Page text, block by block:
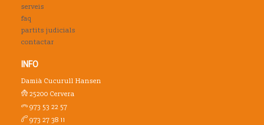
serveis
faq
partits judicials
contactar
INFO
Damià Cucurull Hansen
25200 Cervera
973 53 22 57
973 27 38 11